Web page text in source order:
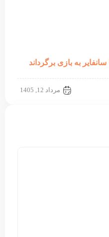
به بازی برگرداند
مرداد 12, 1405